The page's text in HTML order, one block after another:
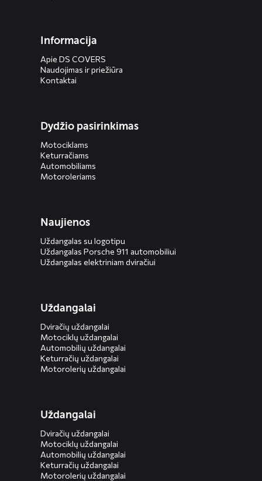
Informacija
Apie DS COVERS
Naudojimas ir priežiūra
Kontaktai
Dydžio pasirinkimas
Motociklams
Keturračiams
Automobiliams
Motoroleriams
Naujienos
Uždangalas su logotipu
Uždangalas Porsche 911 automobiliui
Uždangalas elektriniam dviračiui
Uždangalai
Dviračių uždangalai
Motociklų uždangalai
Automobilių uždangalai
Keturračių uždangalai
Motorolerių uždangalai
Uždangalai
Dviračių uždangalai
Motociklų uždangalai
Automobilių uždangalai
Keturračių uždangalai
Motorolerių uždangalai